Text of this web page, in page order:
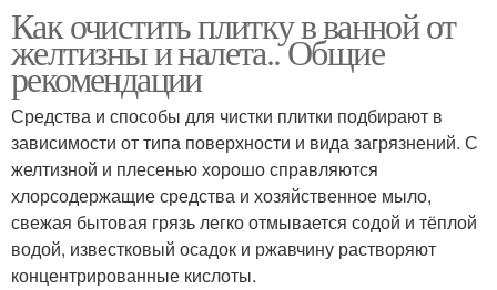
Как очистить плитку в ванной от
желтизны и налета.. Общие
рекомендации
Средства и способы для чистки плитки подбирают в
зависимости от типа поверхности и вида загрязнений. С
желтизной и плесенью хорошо справляются
хлорсодержащие средства и хозяйственное мыло,
свежая бытовая грязь легко отмывается содой и тёплой
водой, известковый осадок и ржавчину растворяют
концентрированные кислоты.